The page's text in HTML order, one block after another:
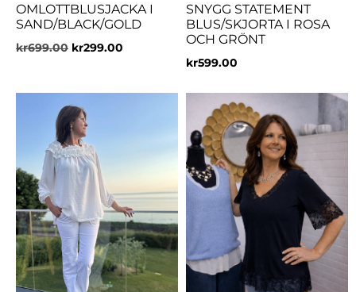
OMLOTTBLUSJACKA I
SAND/BLACK/GOLD
kr699.00 kr299.00
SNYGG STATEMENT
BLUS/SKJORTA I ROSA
OCH GRÖNT
kr599.00